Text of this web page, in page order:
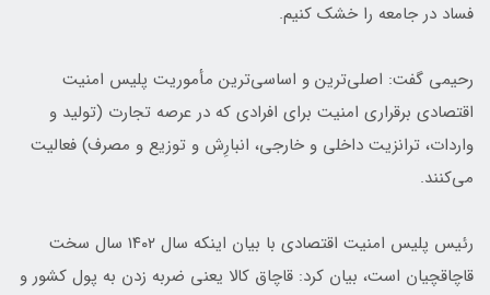
فساد در جامعه را خشک کنیم.
رحیمی گفت: اصلی‌ترین و اساسی‌ترین مأموریت پلیس امنیت
اقتصادی برقراری امنیت برای افرادی که در عرصه تجارت (تولید و
واردات، ترانزیت داخلی و خارجی، انبارِش و توزیع و مصرف) فعالیت
می‌کنند.
رئیس پلیس امنیت اقتصادی با بیان اینکه سال ۱۴۰۲ سال سخت
قاچاقچیان است، بیان کرد: قاچاق کالا یعنی ضربه زدن به پول کشور و